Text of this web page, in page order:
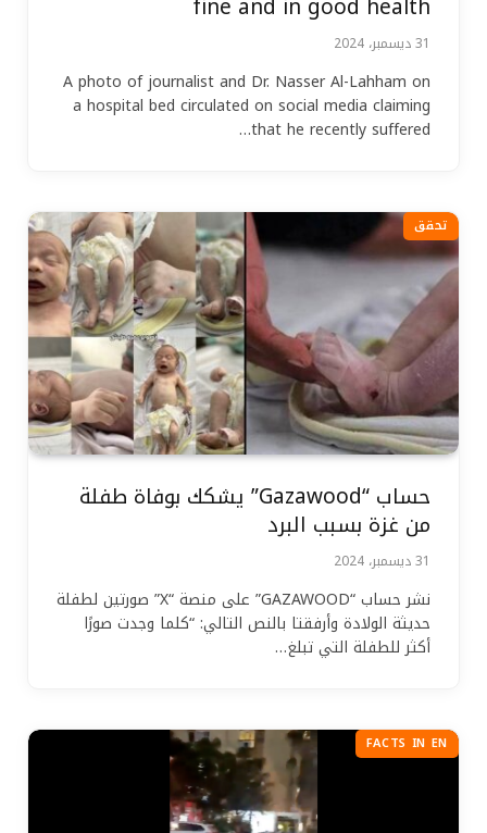
fine and in good health
31 ديسمبر، 2024
A photo of journalist and Dr. Nasser Al-Lahham on
a hospital bed circulated on social media claiming
that he recently suffered…
تحقق
حساب “Gazawood” يشكك بوفاة طفلة
من غزة بسبب البرد
31 ديسمبر، 2024
نشر حساب “GAZAWOOD” على منصة “X” صورتين لطفلة
حديثة الولادة وأرفقتا بالنص التالي: “كلما وجدت صورًا
أكثر للطفلة التي تبلغ…
FACTS IN EN